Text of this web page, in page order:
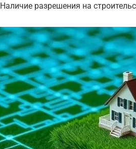
Наличие разрешения на